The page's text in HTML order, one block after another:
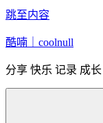
跳至内容
酷喃｜coolnull
分享 快乐 记录 成长